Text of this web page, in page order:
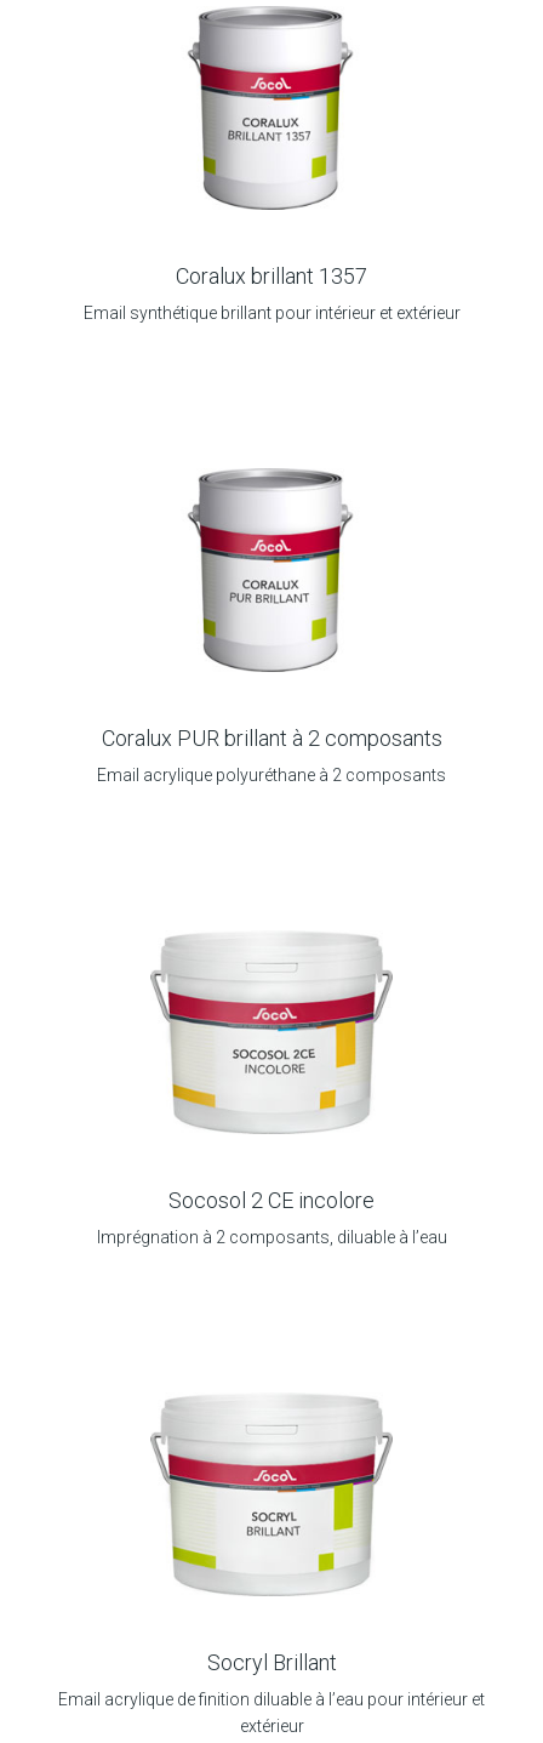
Coralux brillant 1357
Email synthétique brillant pour intérieur et extérieur
Coralux PUR brillant à 2 composants
Email acrylique polyuréthane à 2 composants
Socosol 2 CE incolore
Imprégnation à 2 composants, diluable à l’eau
Socryl Brillant
Email acrylique de finition diluable à l’eau pour intérieur et
extérieur